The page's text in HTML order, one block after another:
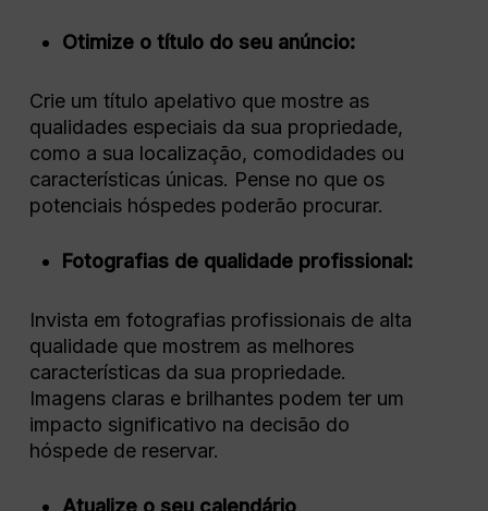
Otimize o título do seu anúncio:
Crie um título apelativo que mostre as
qualidades especiais da sua propriedade,
como a sua localização, comodidades ou
características únicas. Pense no que os
potenciais hóspedes poderão procurar.
Fotografias de qualidade profissional:
Invista em fotografias profissionais de alta
qualidade que mostrem as melhores
características da sua propriedade.
Imagens claras e brilhantes podem ter um
impacto significativo na decisão do
hóspede de reservar.